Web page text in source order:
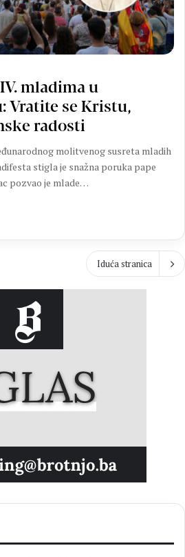
mladima u
Vratite se Kristu,
radosti
molitvenog susreta mladih
stigla je snažna poruka pape
pozvao je mlade…
Iduća stranica